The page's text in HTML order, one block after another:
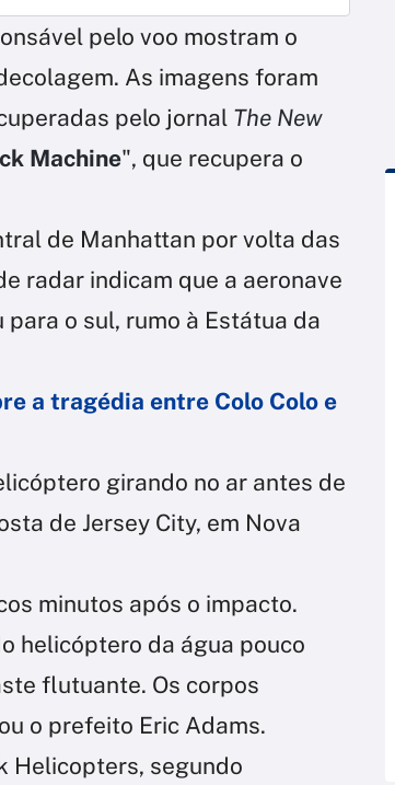
pelo voo mostram o
As imagens foram
pelo jornal The New
Machine", que recupera o
de Manhattan por volta das
radar indicam que a aeronave
o sul, rumo à Estátua da
a tragédia entre Colo Colo e
girando no ar antes de
de Jersey City, em Nova
minutos após o impacto.
helicóptero da água pouco
flutuante. Os corpos
o prefeito Eric Adams.
Helicopters, segundo